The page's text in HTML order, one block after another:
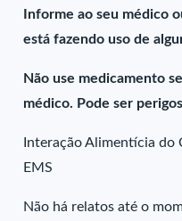
Informe ao seu médico
está fazendo uso de
Não use medicamento
médico. Pode ser
Interação Alimentícia do
EMS
Não há relatos até o